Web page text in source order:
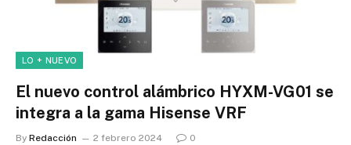
LO + NUEVO
El nuevo control alámbrico HYXM-VG01 se
integra a la gama Hisense VRF
By Redacción 2 febrero 2024 0